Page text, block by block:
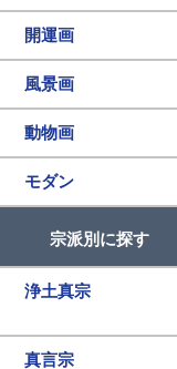
開運画
風景画
動物画
モダン
宗派別に探す
浄土真宗
真言宗